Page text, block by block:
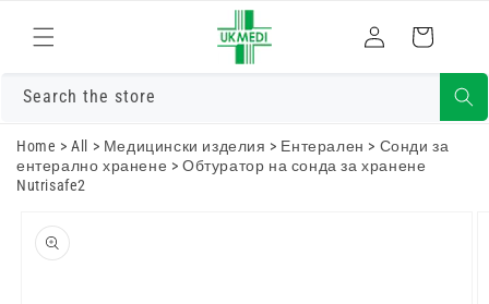
към
съдържанието
Влизам Количка
Search the store
Home >All > Медицински изделия > Ентерален > Сонди за
ентерално хранене >Обтуратор на сонда за хранене
Nutrisafe2
информацията
за продукта